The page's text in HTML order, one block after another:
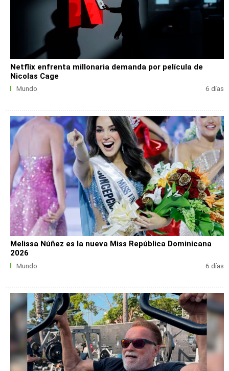
Netflix enfrenta millonaria demanda por película de
Nicolas Cage
Mundo 6 días
Melissa Núñez es la nueva Miss República Dominicana
2026
Mundo 6 días